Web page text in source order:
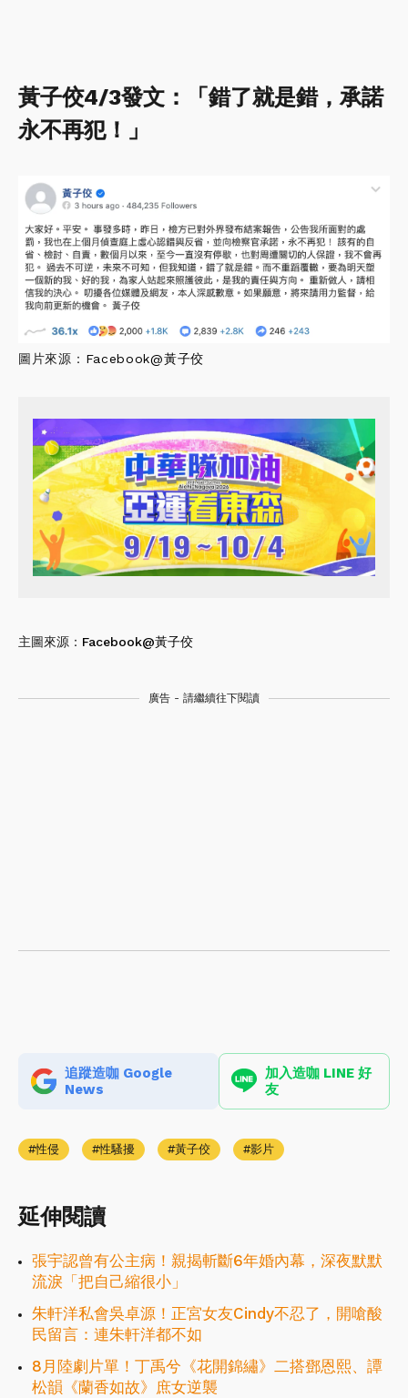
黃子佼4/3發文：「錯了就是錯，承諾
永不再犯！」
圖片來源： Facebook@黃子佼
主圖來源： Facebook@黃子佼
廣告 - 請繼續往下閱讀
追蹤造咖 Google
News
加入造咖 LINE 好
友
性侵 性騷擾 黃子佼 影片
延伸閱讀
張宇認曾有公主病！親揭斬斷6年婚內幕，深夜默默
流淚「把自己縮很小」
朱軒洋私會吳卓源！正宮女友Cindy不忍了，開嗆酸
民留言：連朱軒洋都不如
8月陸劇片單！丁禹兮《花開錦繡》二搭鄧恩熙、譚
松韻《蘭香如故》庶女逆襲